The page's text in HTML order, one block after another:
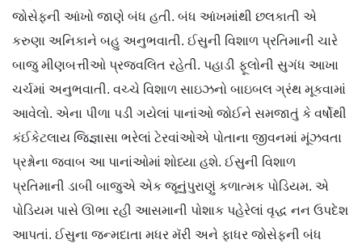
જોસેફની આંખો જાણે બંધ હતી. બંધ આંખમાંથી છલકાતી એ
કરુણા અનિકાને બહુ અનુભવાતી. ઈસુની વિશાળ પ્રતિમાની ચારે
બાજુ મીણબત્તીઓ પ્રજ્વલિત રહેતી. પહાડી ફૂલોની સુગંધ આખા
ચર્ચમાં અનુભવાતી. વચ્ચે વિશાળ સાઇઝનો બાઇબલ ગ્રંથ મૂકવામાં
આવેલો. એના પીળા પડી ગયેલાં પાનાંઓ જોઈને સમજાતું કે વર્ષોથી
કંઈકેટલાય જિજ્ઞાસા ભરેલાં ટેરવાંઓએ પોતાના જીવનમાં મૂંઝવતા
પ્રશ્નોના જવાબ આ પાનાંઓમાં શોધ્યા હશે. ઈસુની વિશાળ
પ્રતિમાની ડાબી બાજુએ એક જૂનુંપુરાણું કળાત્મક પોડિયમ. એ
પોડિયમ પાસે ઊભા રહી આસમાની પોશાક પહેરેલાં વૃદ્ધ નન ઉપદેશ
આપતાં. ઈસુના જન્મદાતા મધર મૅરી અને ફાધર જોસેફની બંધ